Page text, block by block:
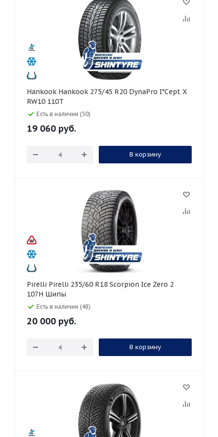
Hankook Hankook 275/45 R20 DynaPro I*Cept X
RW10 110T
Есть в наличии (50)
19 060 руб.
В корзину
Pirelli Pirelli 235/60 R18 Scorpion Ice Zero 2
107H Шипы
Есть в наличии (48)
20 000 руб.
В корзину